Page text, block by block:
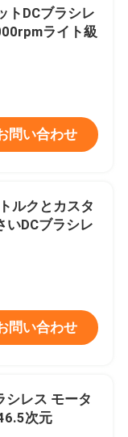
トDCブラシレ
ライト級
問い合わせ
ルクとカスタ
いDCブラシレ
問い合わせ
シレス モータ
次元